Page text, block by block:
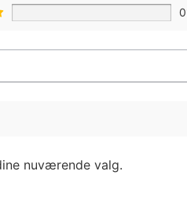
nuværende valg.